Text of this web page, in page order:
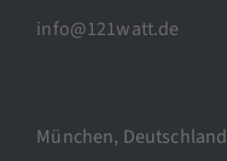
info@121watt.de
München, Deutschland